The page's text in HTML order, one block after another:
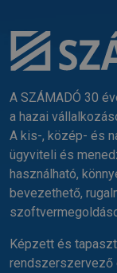
A SZÁMADÓ 30
a hazai
A kis-, közép- és
ügyviteli és
használható,
bevezethető,
Képzett és
rendszerszervező